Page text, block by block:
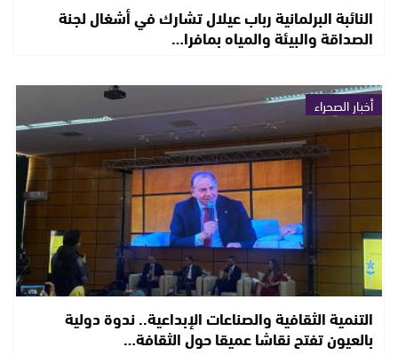
النائبة البرلمانية رباب عيلال تشارك في أشغال لجنة
الصداقة والبيئة والمياه بمافرا…
أخبار الصحراء
التنمية الثقافية والصناعات الإبداعية.. ندوة دولية
بالعيون تفتح نقاشا عميقا حول الثقافة…